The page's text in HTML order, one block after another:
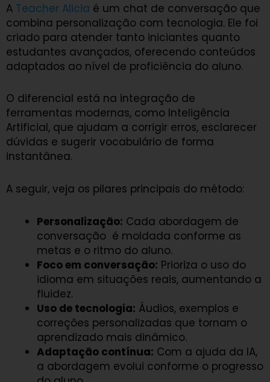
A Teacher Alicia é um chat de conversação que
combina personalização com tecnologia. Ele foi
criado para atender tanto iniciantes quanto
estudantes avançados, oferecendo conteúdos
adaptados ao nível de proficiência do aluno.
O diferencial está na integração de
ferramentas modernas, como Inteligência
Artificial, que ajudam a corrigir erros, esclarecer
dúvidas e sugerir vocabulário de forma
instantânea.
A seguir, veja os pilares principais do método:
Personalização: Cada abordagem de
conversação é moldada conforme as
metas e o ritmo do aluno.
Foco em conversação: Prioriza o uso do
idioma em situações reais, aumentando a
fluidez.
Uso de tecnologia: Áudios, exemplos e
correções personalizadas que tornam o
aprendizado mais dinâmico.
Adaptação contínua: Com a ajuda da IA,
a abordagem evolui conforme o progresso